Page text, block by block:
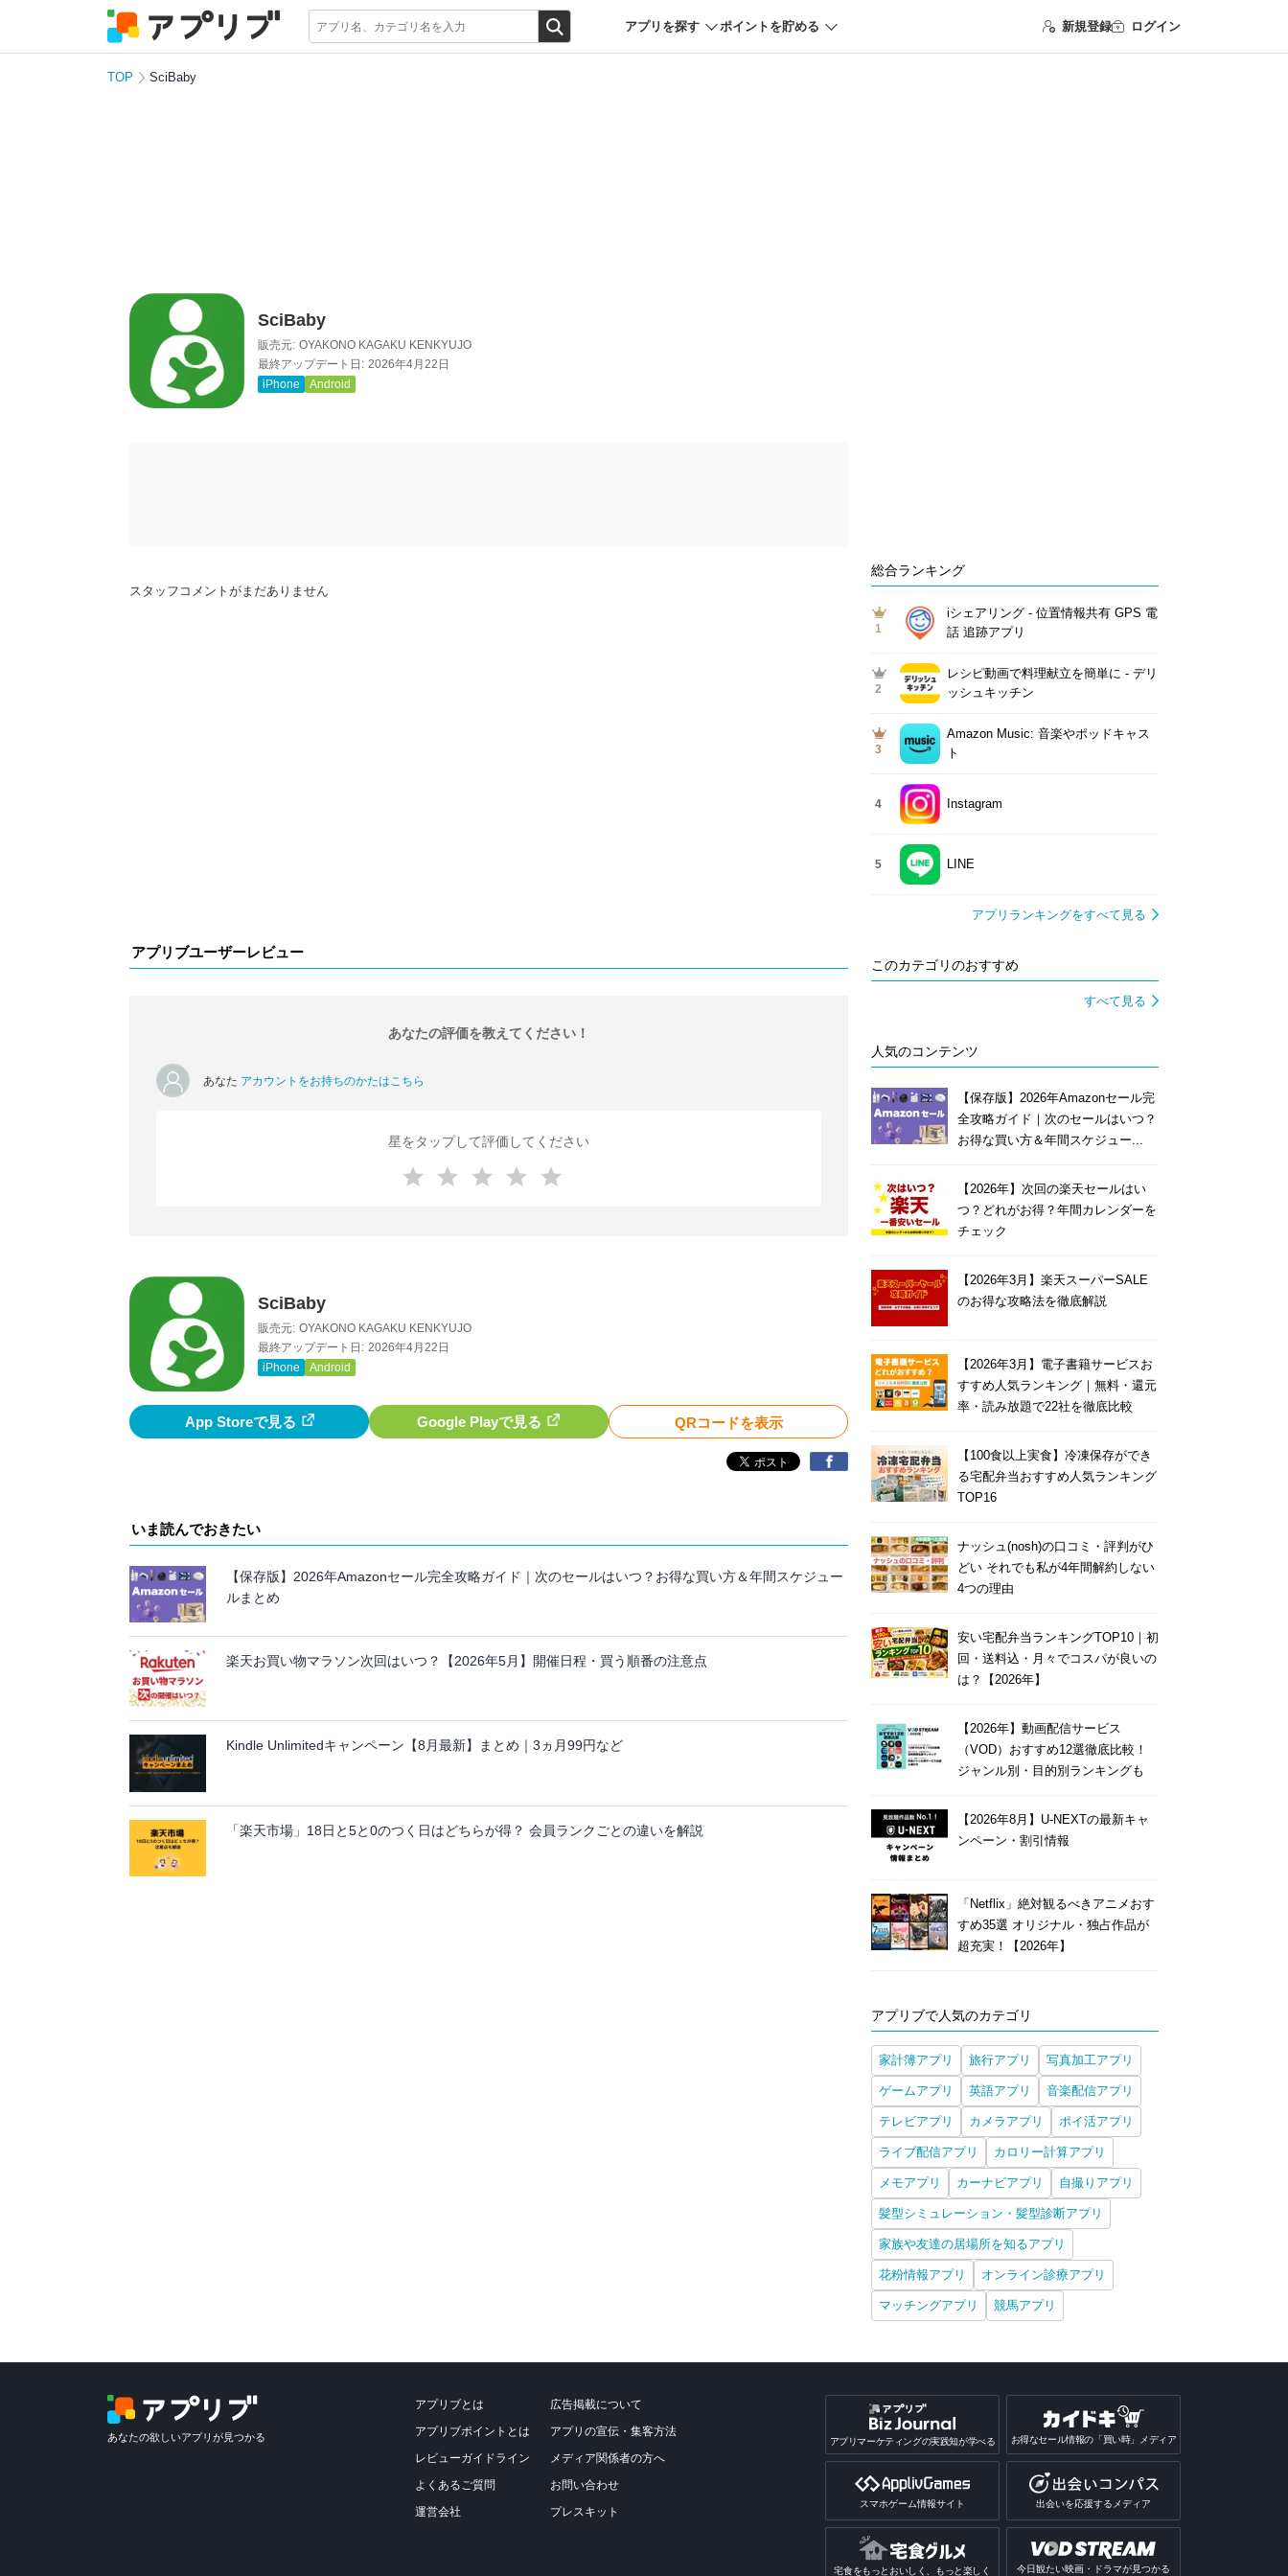
アプリを探す ポイントを貯める 新規登録 ログイン
TOP SciBaby
SciBaby
販売元: OYAKONO KAGAKU KENKYUJO
最終アップデート日: 2026年4月22日
iPhone
Android
スタッフコメントがまだありません
アプリブユーザーレビュー
あなたの評価を教えてください！
あなた アカウントをお持ちのかたはこちら
星をタップして評価してください
SciBaby
販売元: OYAKONO KAGAKU KENKYUJO
最終アップデート日: 2026年4月22日
iPhone
Android
App Storeで見る Google Playで見る QRコードを表示
いま読んでおきたい
【保存版】2026年Amazonセール完全攻略ガイド｜次のセールはいつ？お得な買い方＆年間スケジュー
ルまとめ
楽天お買い物マラソン次回はいつ？【2026年5月】開催日程・買う順番の注意点
Kindle Unlimitedキャンペーン【8月最新】まとめ｜3ヵ月99円など
「楽天市場」18日と5と0のつく日はどちらが得？ 会員ランクごとの違いを解説
総合ランキング
1
iシェアリング - 位置情報共有 GPS 電
話 追跡アプリ
2
レシピ動画で料理献立を簡単‪に - デリ
ッシュキッチン
3
Amazon Music: 音楽やポッドキャス
ト
4 Instagram
5 LINE
アプリランキングをすべて見る
このカテゴリのおすすめ
すべて見る
人気のコンテンツ
【保存版】2026年Amazonセール完
全攻略ガイド｜次のセールはいつ？
お得な買い方＆年間スケジュー...
【2026年】次回の楽天セールはい
つ？どれがお得？年間カレンダーを
チェック
【2026年3月】楽天スーパーSALE
のお得な攻略法を徹底解説
【2026年3月】電子書籍サービスお
すすめ人気ランキング｜無料・還元
率・読み放題で22社を徹底比較
【100食以上実食】冷凍保存ができ
る宅配弁当おすすめ人気ランキング
TOP16
ナッシュ(nosh)の口コミ・評判がひ
どい それでも私が4年間解約しない
4つの理由
安い宅配弁当ランキングTOP10｜初
回・送料込・月々でコスパが良いの
は？【2026年】
【2026年】動画配信サービス
（VOD）おすすめ12選徹底比較！
ジャンル別・目的別ランキングも
【2026年8月】U-NEXTの最新キャ
ンペーン・割引情報
「Netflix」絶対観るべきアニメおす
すめ35選 オリジナル・独占作品が
超充実！【2026年】
アプリブで人気のカテゴリ
家計簿アプリ 旅行アプリ 写真加工アプリ
ゲームアプリ 英語アプリ 音楽配信アプリ
テレビアプリ カメラアプリ ポイ活アプリ
ライブ配信アプリ カロリー計算アプリ
メモアプリ カーナビアプリ 自撮りアプリ
髪型シミュレーション・髪型診断アプリ
家族や友達の居場所を知るアプリ
花粉情報アプリ オンライン診療アプリ
マッチングアプリ 競馬アプリ
あなたの欲しいアプリが見つかる
アプリブとは
アプリブポイントとは
レビューガイドライン
よくあるご質問
運営会社
広告掲載について
アプリの宣伝・集客方法
メディア関係者の方へ
お問い合わせ
プレスキット
アプリマーケティングの実践知が学べる お得なセール情報の「買い時」メディア
スマホゲーム情報サイト 出会いを応援するメディア
宅食をもっとおいしく、もっと楽しく 今日観たい映画・ドラマが見つかる